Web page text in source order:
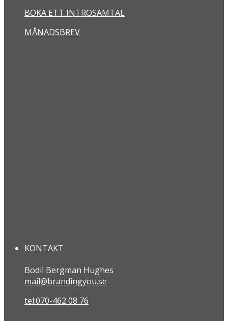
BOKA ETT INTROSAMTAL
MÅNADSBREV
KONTAKT
Bodil Bergman Hughes
mail@brandingyou.se
tel:070-462 08 76